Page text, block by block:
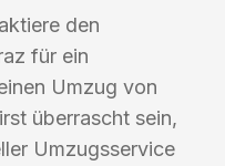
den
für ein
Umzug von
überrascht sein,
Umzugsservice